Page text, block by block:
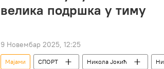
велика подршка у тиму
9 Новембар 2025, 12:25
Мајами СПОРТ Никола Јокић